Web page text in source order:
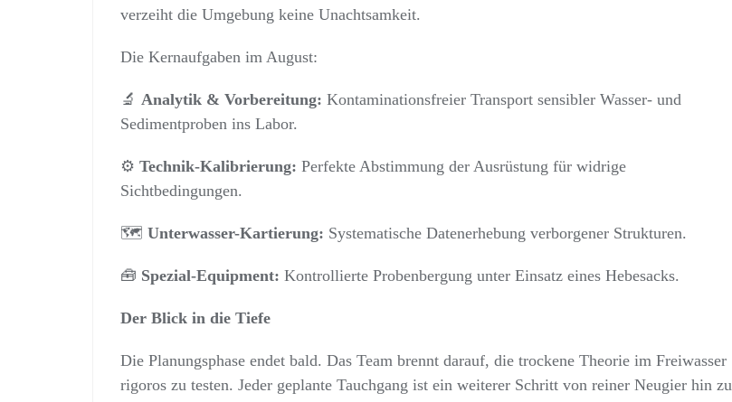
verzeiht die Umgebung keine Unachtsamkeit.
Die Kernaufgaben im August:
🔬 Analytik & Vorbereitung: Kontaminationsfreier Transport sensibler Wasser- und
Sedimentproben ins Labor.
⚙️ Technik-Kalibrierung: Perfekte Abstimmung der Ausrüstung für widrige
Sichtbedingungen.
🗺️ Unterwasser-Kartierung: Systematische Datenerhebung verborgener Strukturen.
🧰 Spezial-Equipment: Kontrollierte Probenbergung unter Einsatz eines Hebesacks.
Der Blick in die Tiefe
Die Planungsphase endet bald. Das Team brennt darauf, die trockene Theorie im Freiwasser
rigoros zu testen. Jeder geplante Tauchgang ist ein weiterer Schritt von reiner Neugier hin zu